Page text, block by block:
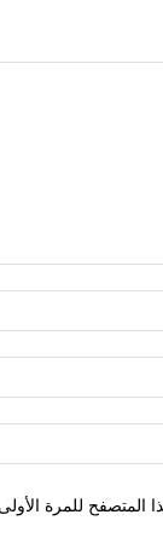
للمرة